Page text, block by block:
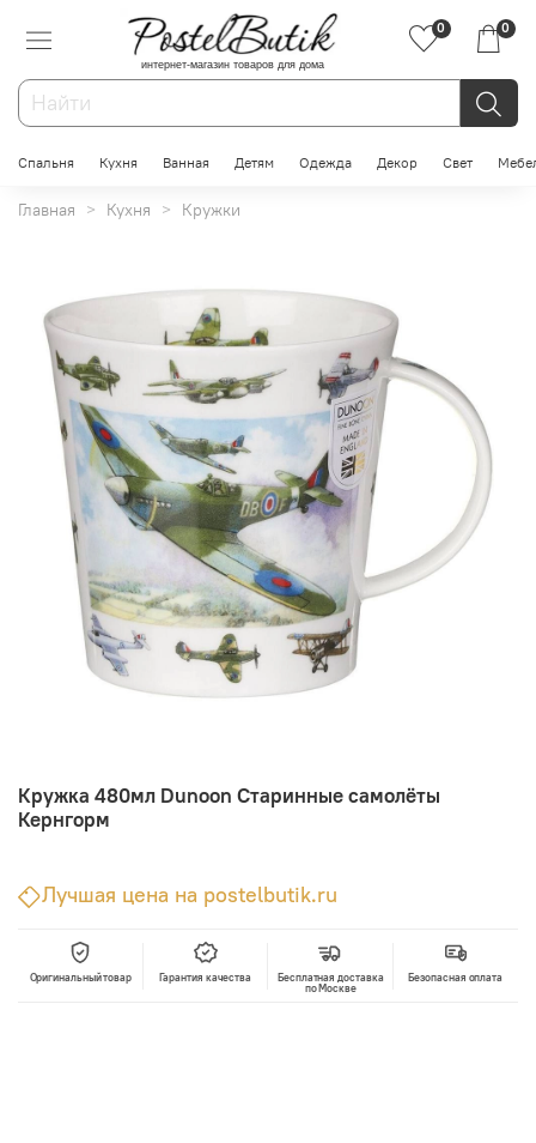
интернет-магазин товаров для дома
0 0
Спальня Кухня Ванная Детям Одежда Декор Свет
Главная Кухня Кружки
Кружка 480мл Dunoon Старинные самолёты
Кернгорм
Лучшая цена на postelbutik.ru
Оригинальный товар Гарантия качества
Бесплатная доставка
по Москве
Безопасная оплата